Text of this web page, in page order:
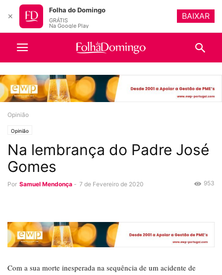
Opinião
Opinião
Na lembrança do Padre José
Gomes
Por Samuel Mendonça - 7 de Fevereiro de 2020 953
Com a sua morte inesperada na sequência de um acidente de
✕
Folha do Domingo
GRÁTIS
Na Google Play
BAIXAR